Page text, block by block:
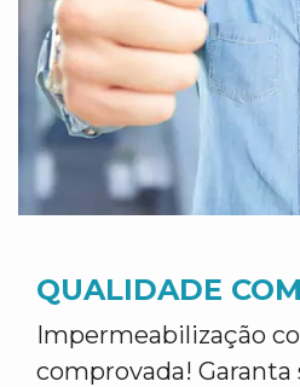
QUALIDADE
Impermeabilização
comprovada!